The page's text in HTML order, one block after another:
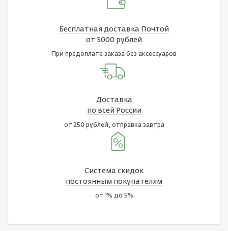
Бесплатная доставка Почтой
от 5000 рублей
При предоплате заказа без аксессуаров
Доставка
по всей России
от 250 рублей, отправка завтра
Система скидок
постоянным покупателям
от 1% до 5%